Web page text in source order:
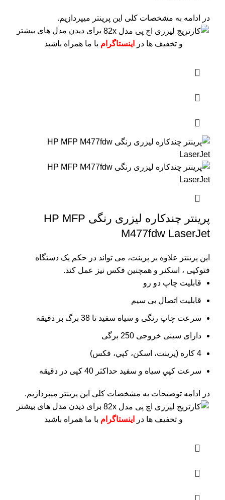
در ادامه به مشخصات کلی این پرینتر میپردازیم.
برای دیدن مدل های بیشتر
و تخفیف ها در
اینستاگرام با ما همراه باشید
پرینتر چندکاره لیزری رنگی HP MFP
M477fdw LaserJet
این پرینتر علاوه بر پرینت، می تواند در حکم یک دستگاه
فتوکپی ، اسکنر و همچنین فکس نیز عمل کند.
قابلیت چاپ دو رو
قابلیت اتصال بی سیم
سرعت چاپ رنگی و سیاه سفید تا 38 برگ بر دقیقه
دارای سینی خروجی 250 برگی
4 کاره (پرينت، اسکن، کپي، فکس)
سرعت کپي سياه و سفيد حداکثر 40 کپی در دقیقه
در ادامه توضیحات به مشخصات کلی این پرینتر میپردازیم.
برای دیدن مدل های بیشتر
و تخفیف ها در
اینستاگرام با ما همراه باشید